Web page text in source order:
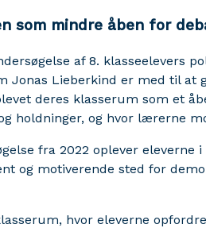
som mindre åben for
af 8. klasseelevers
Jonas Lieberkind er med til at
deres klasserum som et
holdninger, og hvor lærerne
fra 2022 oplever eleverne
og motiverende sted for
hvor eleverne